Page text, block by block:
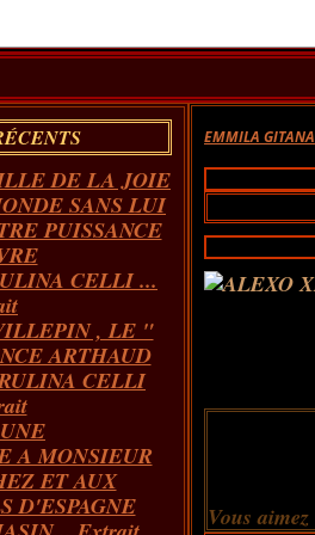
DE LA JOIE
SANS LUI
PUISSANCE
CELLI ...
, LE "
ARTHAUD
CELLI
A MONSIEUR
ET AUX
D'ESPAGNE
EMMILA GITANA
Vous aimez